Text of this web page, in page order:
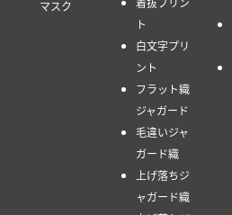
マスク
ト
白文字プリ
ント
フラット織
ジャガード
毛違いジャ
ガード織
上げ落ちジ
ャガード織